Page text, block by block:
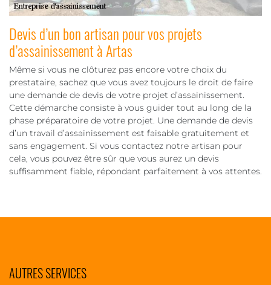
Devis d’un bon artisan pour vos projets
d’assainissement à Artas
Même si vous ne clôturez pas encore votre choix du
prestataire, sachez que vous avez toujours le droit de faire
une demande de devis de votre projet d’assainissement.
Cette démarche consiste à vous guider tout au long de la
phase préparatoire de votre projet. Une demande de devis
d’un travail d’assainissement est faisable gratuitement et
sans engagement. Si vous contactez notre artisan pour
cela, vous pouvez être sûr que vous aurez un devis
suffisamment fiable, répondant parfaitement à vos attentes.
AUTRES SERVICES